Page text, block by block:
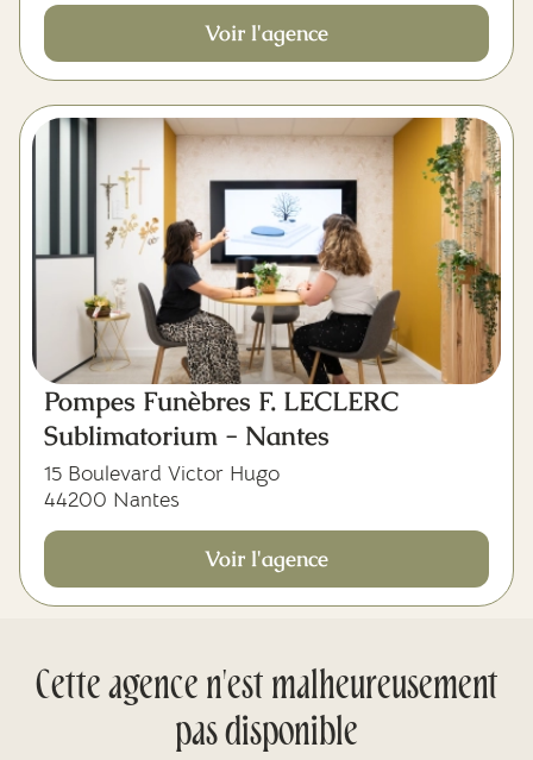
Voir l'agence
Pompes Funèbres F. LECLERC
Sublimatorium - Nantes
15 Boulevard Victor Hugo
44200 Nantes
Voir l'agence
Cette agence n'est malheureusement
pas disponible